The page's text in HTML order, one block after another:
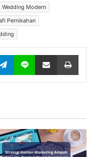
Wedding Modern
Pernikahan
Telegram Line Share via Email